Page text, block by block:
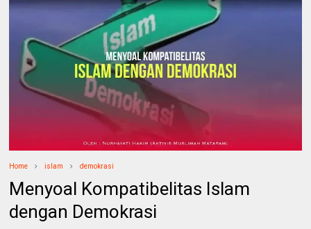
Home islam demokrasi
Menyoal Kompatibelitas Islam
dengan Demokrasi